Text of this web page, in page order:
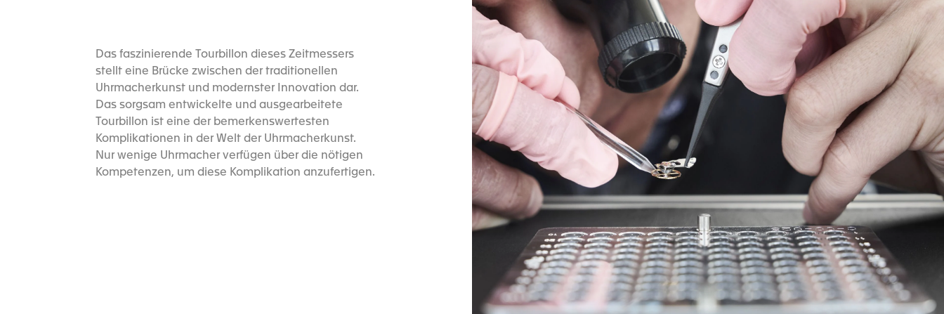
Das faszinierende Tourbillon dieses Zeitmessers
stellt eine Brücke zwischen der traditionellen
Uhrmacherkunst und modernster Innovation dar.
Das sorgsam entwickelte und ausgearbeitete
Tourbillon ist eine der bemerkenswertesten
Komplikationen in der Welt der Uhrmacherkunst.
Nur wenige Uhrmacher verfügen über die nötigen
Kompetenzen, um diese Komplikation anzufertigen.